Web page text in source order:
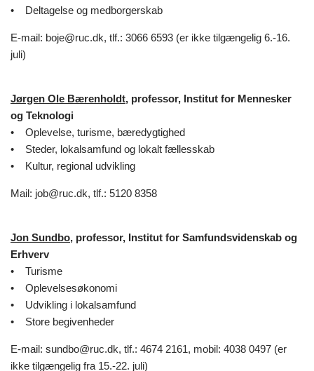
• Deltagelse og medborgerskab
E-mail: boje@ruc.dk, tlf.: 3066 6593 (er ikke tilgængelig 6.-16.
juli)
Jørgen Ole Bærenholdt, professor, Institut for Mennesker
og Teknologi
• Oplevelse, turisme, bæredygtighed
• Steder, lokalsamfund og lokalt fællesskab
• Kultur, regional udvikling
Mail: job@ruc.dk, tlf.: 5120 8358
Jon Sundbo, professor, Institut for Samfundsvidenskab og
Erhverv
• Turisme
• Oplevelsesøkonomi
• Udvikling i lokalsamfund
• Store begivenheder
E-mail: sundbo@ruc.dk, tlf.: 4674 2161, mobil: 4038 0497 (er
ikke tilgængelig fra 15.-22. juli)